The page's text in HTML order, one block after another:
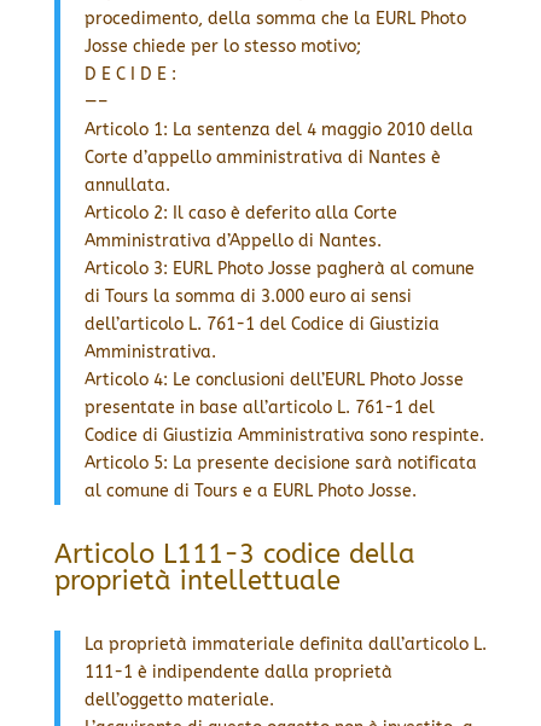
procedimento, della somma che la EURL Photo
Josse chiede per lo stesso motivo;
D E C I D E :
—–
Articolo 1: La sentenza del 4 maggio 2010 della
Corte d’appello amministrativa di Nantes è
annullata.
Articolo 2: Il caso è deferito alla Corte
Amministrativa d’Appello di Nantes.
Articolo 3: EURL Photo Josse pagherà al comune
di Tours la somma di 3.000 euro ai sensi
dell’articolo L. 761-1 del Codice di Giustizia
Amministrativa.
Articolo 4: Le conclusioni dell’EURL Photo Josse
presentate in base all’articolo L. 761-1 del
Codice di Giustizia Amministrativa sono respinte.
Articolo 5: La presente decisione sarà notificata
al comune di Tours e a EURL Photo Josse.
Articolo L111-3 codice della
proprietà intellettuale
La proprietà immateriale definita dall’articolo L.
111-1 è indipendente dalla proprietà
dell’oggetto materiale.